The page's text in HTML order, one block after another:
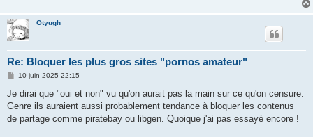
Otyugh
Re: Bloquer les plus gros sites "pornos amateur"
M
s
a
g
10 juin 2025 22:15
Je dirai que "oui et non" vu qu'on aurait pas la main sur ce qu'on censure.
Genre ils auraient aussi probablement tendance à bloquer les contenus
de partage comme piratebay ou libgen. Quoique j'ai pas essayé encore !